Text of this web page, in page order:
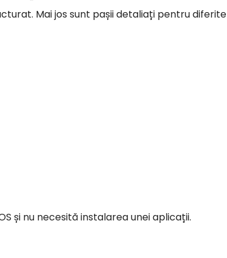
Mai jos sunt pașii detaliați pentru diferite
și nu necesită instalarea unei aplicații.